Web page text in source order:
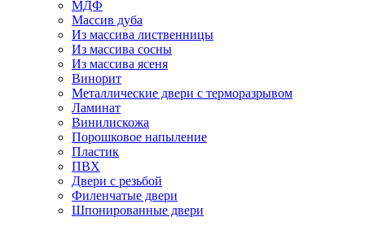
МДФ
Массив дуба
Из массива лиственницы
Из массива сосны
Из массива ясеня
Винорит
Металлические двери с терморазрывом
Ламинат
Винилискожа
Порошковое напыление
Пластик
ПВХ
Двери с резьбой
Филенчатые двери
Шпонированные двери